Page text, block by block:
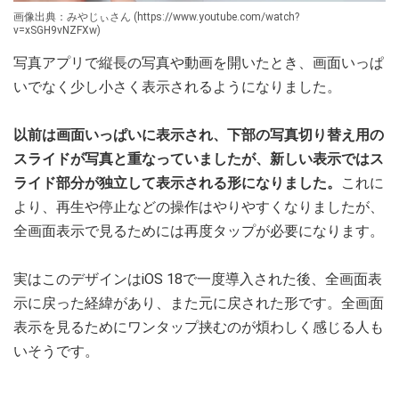
画像出典：みやじぃさん (https://www.youtube.com/watch?
v=xSGH9vNZFXw)
写真アプリで縦長の写真や動画を開いたとき、画面いっぱ
いでなく少し小さく表示されるようになりました。
以前は画面いっぱいに表示され、下部の写真切り替え用の
スライドが写真と重なっていましたが、新しい表示ではス
ライド部分が独立して表示される形になりました。
これに
より、再生や停止などの操作はやりやすくなりましたが、
全画面表示で見るためには再度タップが必要になります。
実はこのデザインはiOS 18で一度導入された後、全画面表
示に戻った経緯があり、また元に戻された形です。全画面
表示を見るためにワンタップ挟むのが煩わしく感じる人も
いそうです。